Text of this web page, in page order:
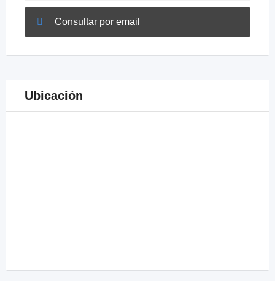
Consultar por email
Ubicación